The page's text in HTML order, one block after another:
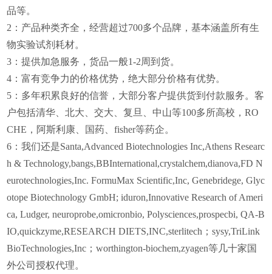
品等。
2 ：产品种类齐全，经营超过700多个品牌，基本涵盖所有生
物实验试剂耗材。
3 ：提供加急服务，货品一般1-2周到货。
4 ：富有竞争力的价格优势，绝大部分价格有优势。
5 ：多年积累良好的信誉，大部分客户提供货到付款服务。客
户包括清华、北大、交大、复旦、中山等100多所高校，RO
CHE，阿斯利康、国药、fisher等药企。
6 ：我们还是Santa,Advanced Biotechnologies Inc,Athens Researc
h & Technology,bangs,BBInternational,crystalchem,dianova,FD N
eurotechnologies,Inc. FormuMax Scientific,Inc, Genebridege, Glyc
otope Biotechnology GmbH; iduron,Innovative Research of Ameri
ca, Ludger, neuroprobe,omicronbio, Polysciences,prospecbi, QA-B
IO,quickzyme,RESEARCH DIETS,INC,sterlitech；sysy,TriLink
BioTechnologies,Inc；worthington-biochem,zyagen等几十家国
外公司授权代理。